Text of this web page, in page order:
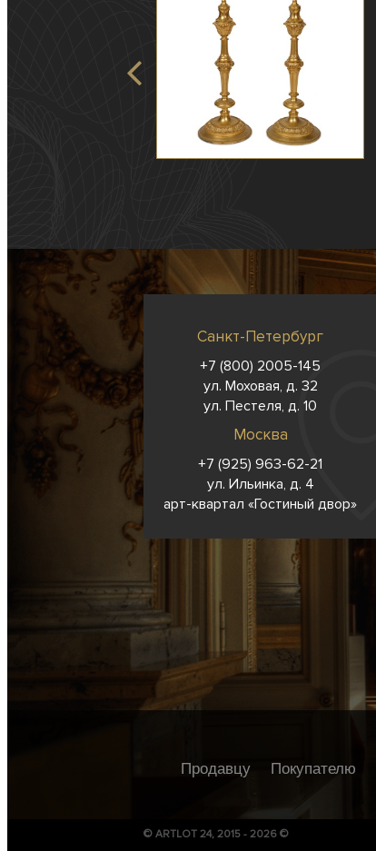
Санкт-Петербург
+7 (800) 2005-145
ул. Моховая, д. 32
ул. Пестеля, д. 10
Москва
+7 (925) 963-62-21
ул. Ильинка, д. 4
арт-квартал «Гостиный двор»
Продавцу Покупателю
© ARTLOT 24, 2015 - 2026 ©